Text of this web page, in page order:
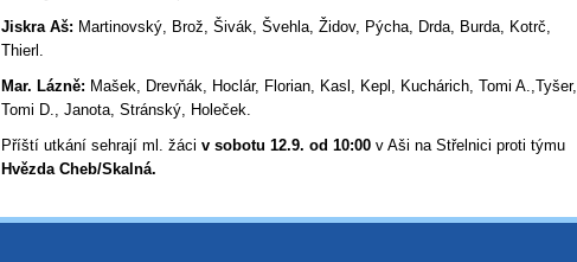
Jiskra Aš: Martinovský, Brož, Šivák, Švehla, Židov, Pýcha, Drda, Burda, Kotrč,
Thierl.
Mar. Lázně: Mašek, Drevňák, Hoclár, Florian, Kasl, Kepl, Kuchárich, Tomi A.,Tyšer,
Tomi D., Janota, Stránský, Holeček.
Příští utkání sehrají ml. žáci v sobotu 12.9. od 10:00 v Aši na Střelnici proti týmu
Hvězda Cheb/Skalná.